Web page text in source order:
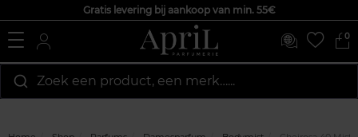
Gratis levering bij aankoop van min. 55€
0
Zoek een product, een merk…...